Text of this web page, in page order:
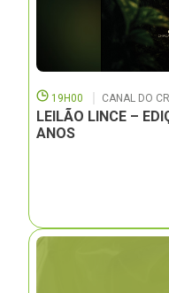
19H00 CANAL DO
LEILÃO LINCE –
ANOS